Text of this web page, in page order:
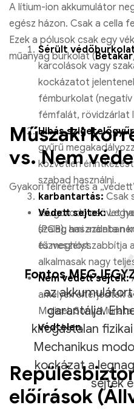
A lítium-ion akkumulátor
egész házon. Csak a cella
Ezek a pólusok csak egy
műanyag burkolat (Betakar
Sérült
karcolások vagy
kockázatot
fémburkolat
fémfalát, rövidzárlat
Hibás
gyűrű
közvetlen
szabad használni.
karbantartás: Csak
zsugorodó csövet
szalag használata
tűzveszélyt.
Műszaki
vs. Nem
Gyakori félreértés a
Védett sejtek:
(PCB), ami azonban
és meghosszabbítja
alkalmasak nagy
Nem védett sejtek:
amelyek elterjedtek
Molicel, Sony/Murata
védtelen.
Fontos
az
garantálja.
kifogástalan
Mechanikus
kockázat a
sejtek
előírások